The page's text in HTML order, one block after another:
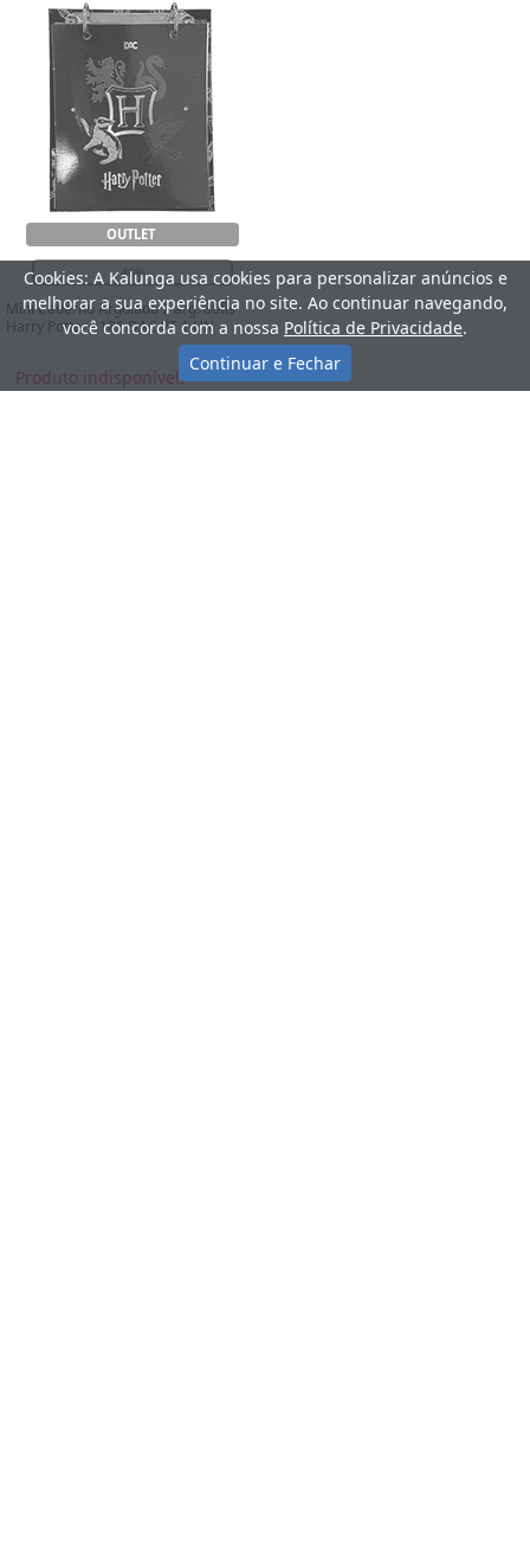
OUTLET
40%
Mini Caderno Argolado 2 arg. 80fls
Harry Potter 4181 DAC PT 1 UN
Produto indisponível.
Cookies: A Kalunga usa cookies para personalizar anúncios e
melhorar a sua experiência no site. Ao continuar navegando,
você concorda com a nossa Política de Privacidade.
Continuar e Fechar